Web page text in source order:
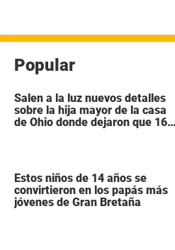
Popular
Salen a la luz nuevos detalles
sobre la hija mayor de la casa
de Ohio donde dejaron que 16
Estos niños de 14 años se
convirtieron en los papás más
jóvenes de Gran Bretaña